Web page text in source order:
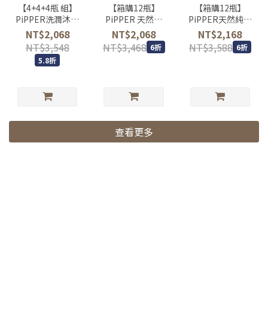
【4+4+4瓶 組】
PiPPER洗潤沐組
(洗髮精
275ml*4+潤髮乳
275ml*4+沐浴露
300ml*4)
NT$2,068
NT$3,548
5.8折
【箱購12瓶】
PiPPER 天然舒
敏保濕沐浴露
300ml*12
NT$2,068
NT$3,468 6折
【箱購12瓶】
PiPPER天然純淨
輕柔洗髮精
275ml*12
NT$2,168
NT$3,588 6折
查看更多